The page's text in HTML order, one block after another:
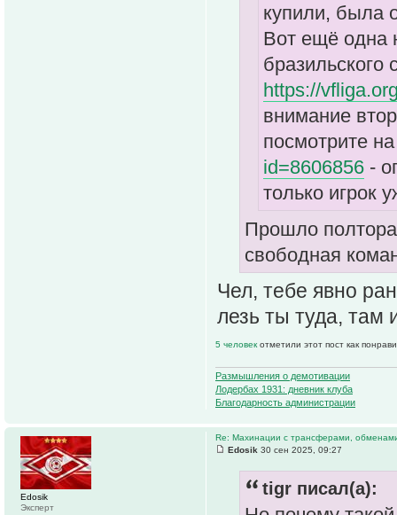
купили, была
Вот ещё одна
бразильского
https://
внимание
посмотрите
id=8606856 -
только игрок
Прошло
свободная
Чел, тебе явно
лезь ты туда, там
5 человек отметили этот пост как
Размышления о демотивации
Лодербах 1931: дневник клуба
Благодарность администрации
Re: Махинации с трансферами,
Edosik 30 сен 2025, 09:27
tigr писал(а):
Edosik
Эксперт